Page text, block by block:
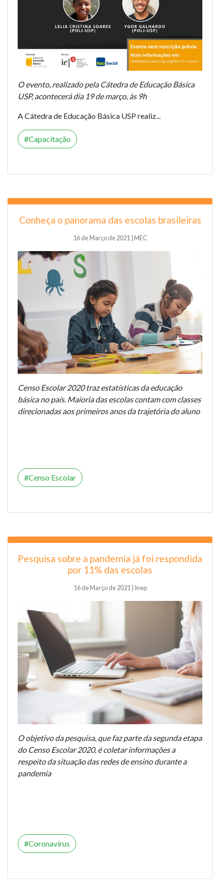
O evento, realizado pela Cátedra de Educação Básica
USP, acontecerá dia 19 de março, às 9h
A Cátedra de Educação Básica USP realiz...
Capacitação
Conheça o panorama das escolas brasileiras
16 de Março de 2021 | MEC
Censo Escolar 2020 traz estatísticas da educação
básica no país. Maioria das escolas contam com classes
direcionadas aos primeiros anos da trajetória do aluno
Censo Escolar
Pesquisa sobre a pandemia já foi respondida
por 11% das escolas
16 de Março de 2021 | Inep
O objetivo da pesquisa, que faz parte da segunda etapa
do Censo Escolar 2020, é coletar informações a
respeito da situação das redes de ensino durante a
pandemia
Coronavírus